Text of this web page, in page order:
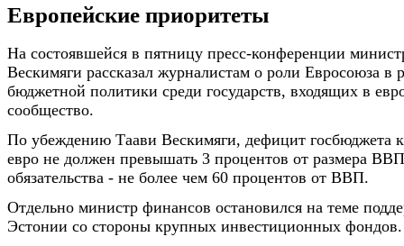
Европейские приоритеты
На состоявшейся в пятницу пресс-конференции
Вескимяги рассказал журналистам о роли Евросоюза в
бюджетной политики среди государств, входящих в
сообщество.
По убеждению Таави Вескимяги, дефицит госбюджета
евро не должен превышать 3 процентов от размера
обязательства - не более чем 60 процентов от ВВП.
Отдельно министр финансов остановился на теме
Эстонии со стороны крупных инвестиционных фондов.